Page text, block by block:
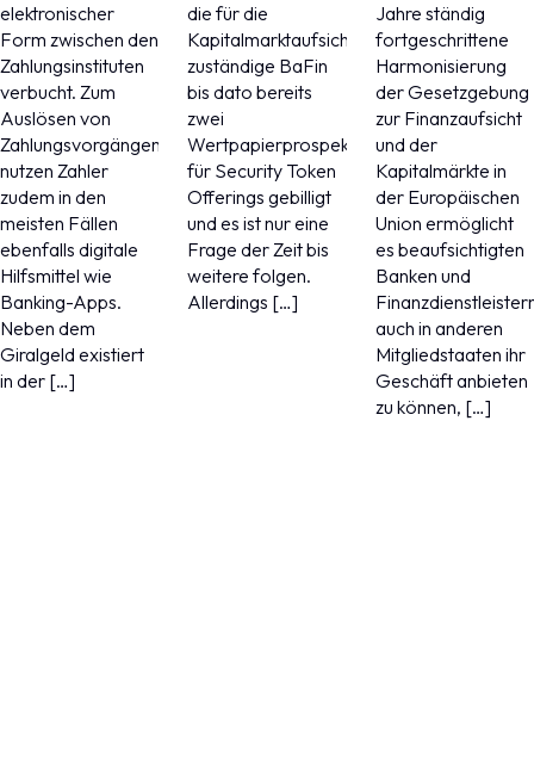
elektronischer
Form zwischen den
Zahlungsinstituten
verbucht. Zum
Auslösen von
Zahlungsvorgängen
nutzen Zahler
zudem in den
meisten Fällen
ebenfalls digitale
Hilfsmittel wie
Banking-Apps.
Neben dem
Giralgeld existiert
in der […]
die für die
Kapitalmarktaufsicht
zuständige BaFin
bis dato bereits
zwei
Wertpapierprospekte
für Security Token
Offerings gebilligt
und es ist nur eine
Frage der Zeit bis
weitere folgen.
Allerdings […]
Jahre ständig
fortgeschrittene
Harmonisierung
der Gesetzgebung
zur Finanzaufsicht
und der
Kapitalmärkte in
der Europäischen
Union ermöglicht
es beaufsichtigten
Banken und
auch in anderen
Mitgliedstaaten ihr
Geschäft anbieten
zu können, […]